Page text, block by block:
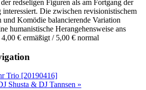
redseligen Figuren als am Fortgang der
Die zwischen revisionistischem
und Komödie balancierende Variation
humanistische Herangehensweise ans
€ ermäßigt / 5,00 € normal
Trio [20190416]
Shusta & DJ Tannsen »